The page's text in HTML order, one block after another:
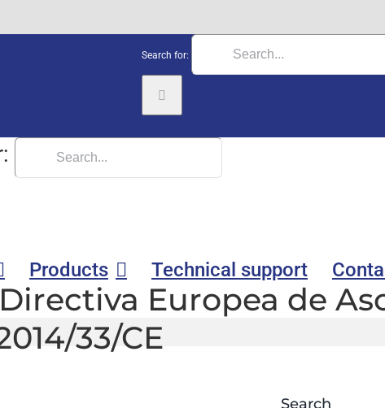
Search for:
Products Technical support
Europea de
33/CE
Search